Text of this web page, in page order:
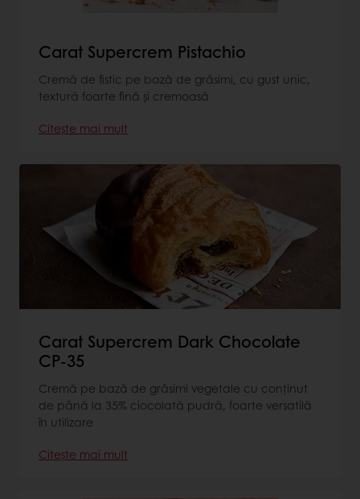
Carat Supercrem Pistachio
Cremă de fistic pe bază de grăsimi, cu gust unic,
textură foarte fină şi cremoasă
Citește mai mult
Carat Supercrem Dark Chocolate
CP-35
Cremă pe bază de grăsimi vegetale cu conţinut
de până la 35% ciocolată pudră, foarte versatilă
în utilizare
Citește mai mult